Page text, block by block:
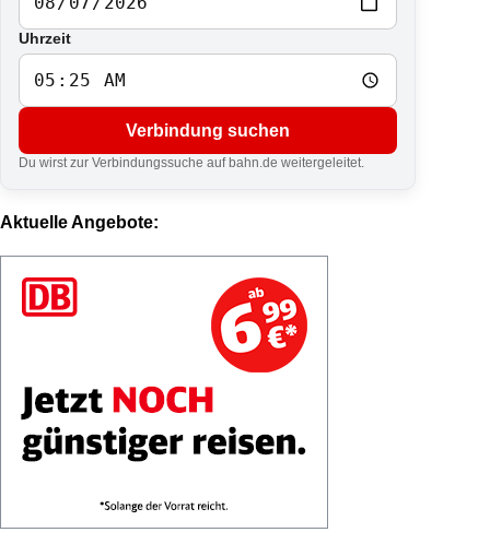
Uhrzeit
Verbindung suchen
Du wirst zur Verbindungssuche auf bahn.de weitergeleitet.
Aktuelle Angebote: